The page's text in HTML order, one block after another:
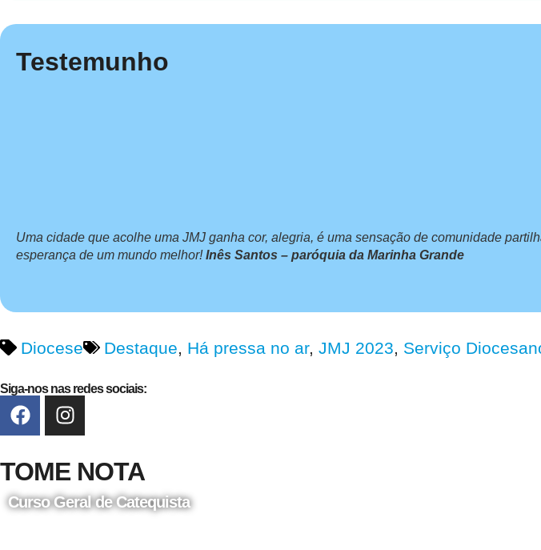
Testemunho
Uma cidade que acolhe uma JMJ ganha cor, alegria, é uma sensação de comunidade
esperança de um mundo melhor!Inês Santos – paróquia da Marinha Grande
Diocese Destaque Há pressa no ar, JMJ 2023 Serviço
Siga-nos nas redes sociais:
TOME NOTA
Curso Geral de Catequista